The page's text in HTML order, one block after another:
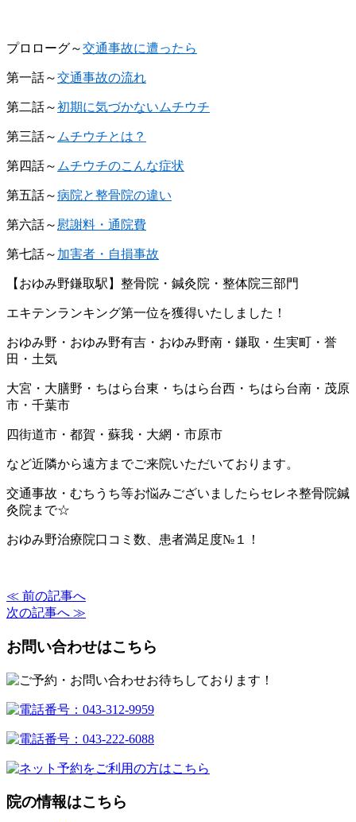
プロローグ～交通事故に遭ったら
第一話～交通事故の流れ
第二話～初期に気づかないムチウチ
第三話～ ムチウチとは？
第四話～ ムチウチのこんな症状
第五話～病院と整骨院の違い
第六話～慰謝料・通院費
第七話～ 加害者・自損事故
【おゆみ野鎌取駅】整骨院・鍼灸院・整体院三部門
エキテンランキング第一位を獲得いたしました！
おゆみ野・おゆみ野有吉・おゆみ野南・鎌取・生実町・誉
田・土気
大宮・大膳野・ちはら台東・ちはら台西・ちはら台南・茂原
市・千葉市
四街道市・都賀・蘇我・大網・市原市
など近隣から遠方までご来院いただいております。
交通事故・むちうち等お悩みございましたらセレネ整骨院鍼
灸院まで☆
おゆみ野治療院口コミ数、患者満足度№１！
≪ 前の記事へ
次の記事へ ≫
お問い合わせはこちら
院の情報はこちら